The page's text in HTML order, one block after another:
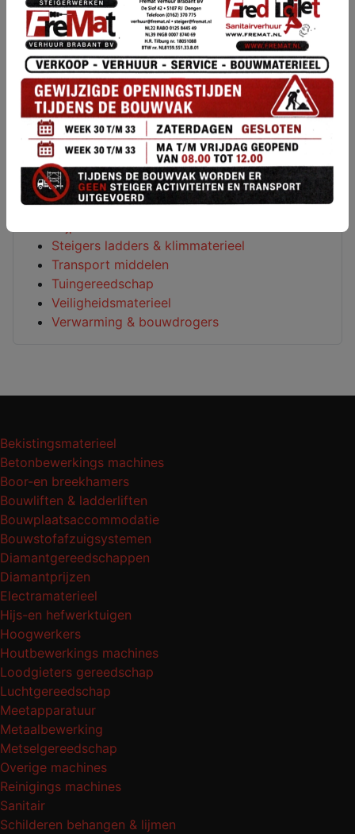
Houtbewerkings machines
Loodgieters gereedschap
Luchtgereedschap
Meetapparatuur
Metaalbewerking
Metselgereedschap
Overige machines
Reinigings machines
Sanitair
Schilderen behangen & lijmen
Schuurmachines
Steigers ladders & klimmaterieel
Transport middelen
Tuingereedschap
Veiligheidsmaterieel
Verwarming & bouwdrogers
Bekistingsmaterieel
Betonbewerkings machines
Boor-en breekhamers
Bouwliften & ladderliften
Bouwplaatsaccommodatie
Bouwstofafzuigsystemen
Diamantgereedschappen
Diamantprijzen
Electramaterieel
Hijs-en hefwerktuigen
Hoogwerkers
Houtbewerkings machines
Loodgieters gereedschap
Luchtgereedschap
Meetapparatuur
Metaalbewerking
Metselgereedschap
Overige machines
Reinigings machines
Sanitair
Schilderen behangen & lijmen